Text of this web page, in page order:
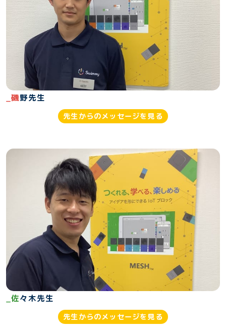
_磯野先生
先生からのメッセージを見る
_佐々木先生
先生からのメッセージを見る